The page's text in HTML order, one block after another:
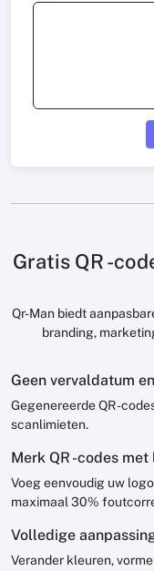
Gratis QR -
Qr-Man biedt
branding,
Geen vervaldatum
Gegenereerde QR -
scanlimieten.
Merk QR -codes met
Voeg eenvoudig uw
maximaal 30%
Volledige
Verander kleuren,